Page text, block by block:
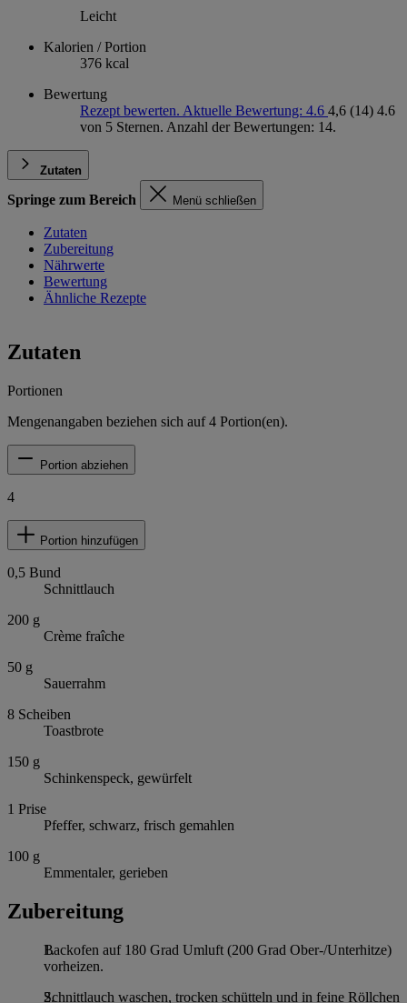
Leicht
Kalorien / Portion
376 kcal
Bewertung
Rezept bewerten. Aktuelle Bewertung: 4.6 4,6 (14) 4.6
von 5 Sternen. Anzahl der Bewertungen: 14.
Zutaten
Springe zum Bereich Menü schließen
Zutaten
Zubereitung
Nährwerte
Bewertung
Ähnliche Rezepte
Zutaten
Portionen
Mengenangaben beziehen sich auf4 Portion(en).
Portion abziehen
4
Portion hinzufügen
0,5 Bund
Schnittlauch
200 g
Crème fraîche
50 g
Sauerrahm
8 Scheiben
Toastbrote
150 g
Schinkenspeck, gewürfelt
1 Prise
Pfeffer, schwarz, frisch gemahlen
100 g
Emmentaler, gerieben
Zubereitung
Backofen auf 180 Grad Umluft (200 Grad Ober-/Unterhitze)
vorheizen.
Schnittlauch waschen, trocken schütteln und in feine Röllchen